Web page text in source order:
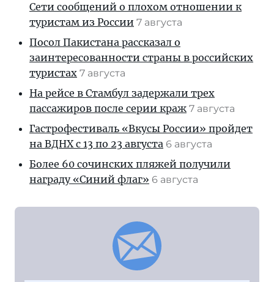
Сети сообщений о плохом отношении к
туристам из России 7 августа
Посол Пакистана рассказал о
заинтересованности страны в российских
туристах 7 августа
На рейсе в Стамбул задержали трех
пассажиров после серии краж 7 августа
Гастрофестиваль «Вкусы России» пройдет
на ВДНХ с 13 по 23 августа 6 августа
Более 60 сочинских пляжей получили
награду «Синий флаг» 6 августа